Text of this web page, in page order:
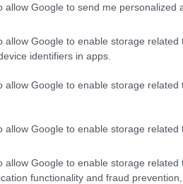
allow Google to send me personalized
allow Google to enable storage related
identifiers in apps.
allow Google to enable storage
allow Google to enable storage related
allow Google to enable storage related
functionality and fraud
νόμισμα υποχώρησε
όριο των:160 γεν ανά
συναγερμό τόσο στην